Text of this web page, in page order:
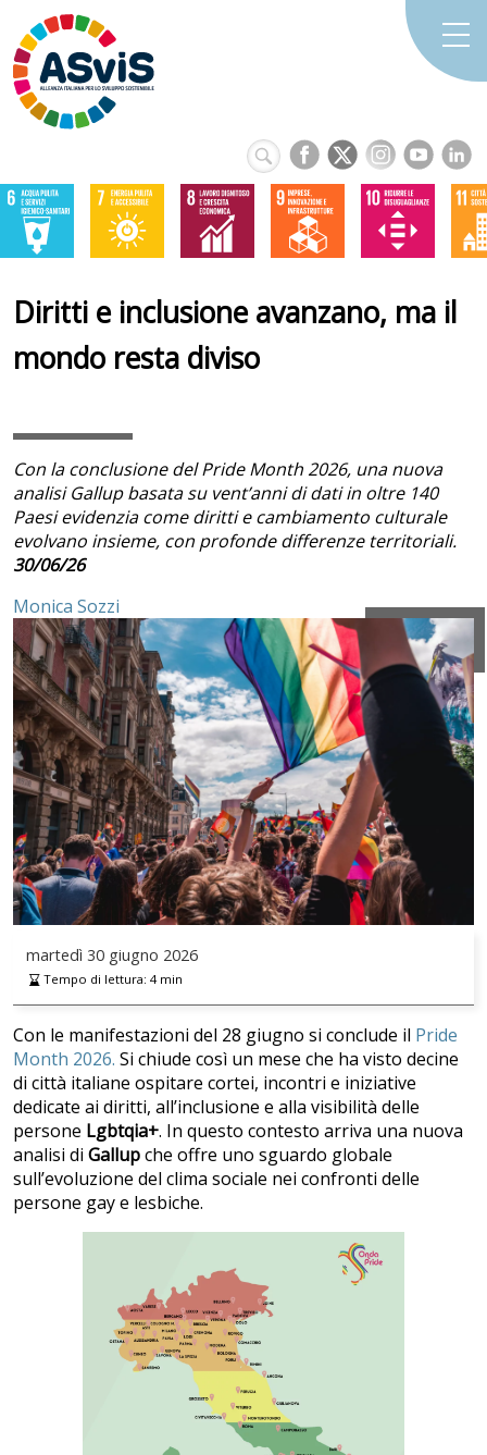
Diritti e inclusione avanzano, ma il
mondo resta diviso
Con la conclusione del Pride Month 2026, una nuova
analisi Gallup basata su vent’anni di dati in oltre 140
Paesi evidenzia come diritti e cambiamento culturale
evolvano insieme, con profonde differenze territoriali.
30/06/26
Monica Sozzi
martedì 30 giugno 2026
Tempo di lettura: 4min
Con le manifestazioni del 28 giugno si conclude il Pride
Month 2026. Si chiude così un mese che ha visto decine
di città italiane ospitare cortei, incontri e iniziative
dedicate ai diritti, all’inclusione e alla visibilità delle
persone Lgbtqia+. In questo contesto arriva una nuova
analisi di Gallupche offre uno sguardo globale
sull’evoluzione del clima sociale nei confronti delle
persone gay e lesbiche.